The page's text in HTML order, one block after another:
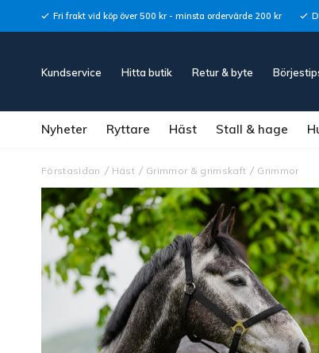
Fri frakt vid köp över 500 kr - minsta ordervärde 200 kr
Kundservice Hitta butik Retur & byte
Nyheter Ryttare Häst Stall & hage
Förstasidan Häst Grimmor & grimskaft Grimmor